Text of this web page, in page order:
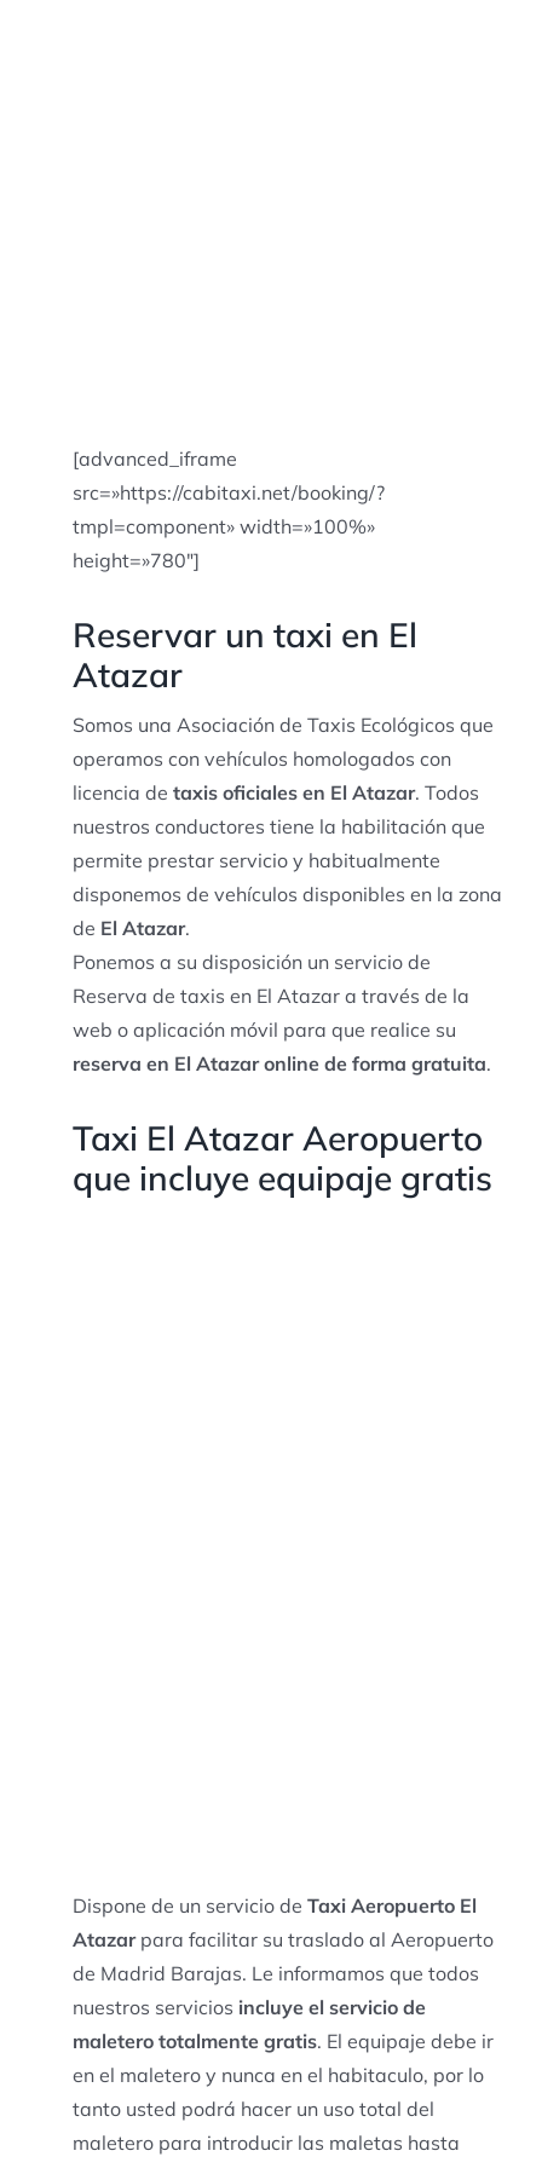
[advanced_iframe
src=»https://cabitaxi.net/booking/?
tmpl=component» width=»100%»
height=»780″]
Reservar un taxi en El
Atazar
Somos una Asociación de Taxis Ecológicos que
operamos con vehículos homologados con
licencia de taxis oficiales en El Atazar. Todos
nuestros conductores tiene la habilitación que
permite prestar servicio y habitualmente
disponemos de vehículos disponibles en la zona
de El Atazar.
Ponemos a su disposición un servicio de
Reserva de taxis en El Atazar a través de la
web o aplicación móvil para que realice su
reserva en El Atazar online de forma gratuita.
Taxi El Atazar Aeropuerto
que incluye equipaje gratis
Dispone de un servicio de Taxi Aeropuerto El
Atazarpara facilitar su traslado al Aeropuerto
de Madrid Barajas. Le informamos que todos
nuestros servicios incluye el servicio de
maletero totalmente gratis. El equipaje debe ir
en el maletero y nunca en el habitaculo, por lo
tanto usted podrá hacer un uso total del
maletero para introducir las maletas hasta